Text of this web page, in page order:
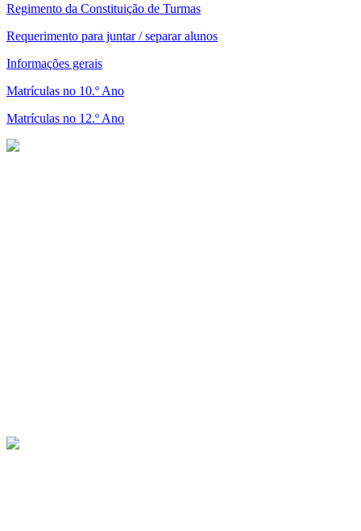
Regimento da Constituição de Turmas
Requerimento para juntar / separar alunos
Informações gerais
Matrículas no 10.º Ano
Matrículas no 12.º Ano